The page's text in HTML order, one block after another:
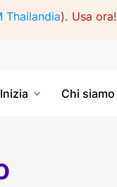
Thailandia). Usa ora!
Inizia Chi siamo